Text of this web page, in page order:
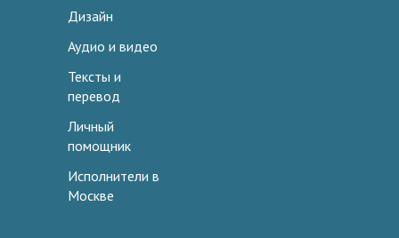
Дизайн
Аудио и видео
Тексты и
перевод
Личный
помощник
Исполнители в
Москве